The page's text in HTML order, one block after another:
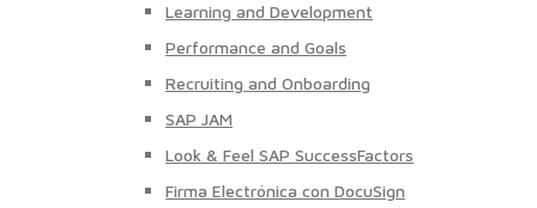
Learning and Development
Performance and Goals
Recruiting and Onboarding
SAP JAM
Look & Feel SAP SuccessFactors
Firma Electrónica con DocuSign